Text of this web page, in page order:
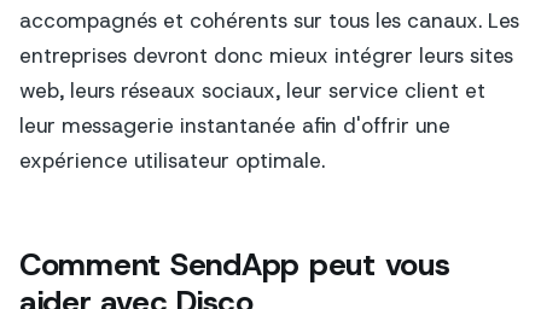
accompagnés et cohérents sur tous les canaux. Les
entreprises devront donc mieux intégrer leurs sites
web, leurs réseaux sociaux, leur service client et
leur messagerie instantanée afin d'offrir une
expérience utilisateur optimale.
Comment SendApp peut vous